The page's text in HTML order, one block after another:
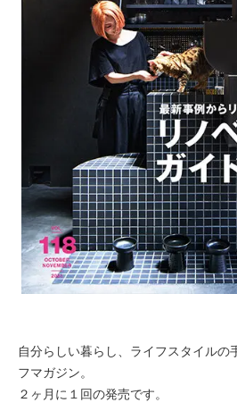
自分らしい暮らし、ライフスタイルの
フマガジン。
２ヶ月に１回の発売です。